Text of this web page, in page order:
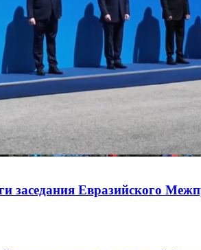
заседания Евразийского